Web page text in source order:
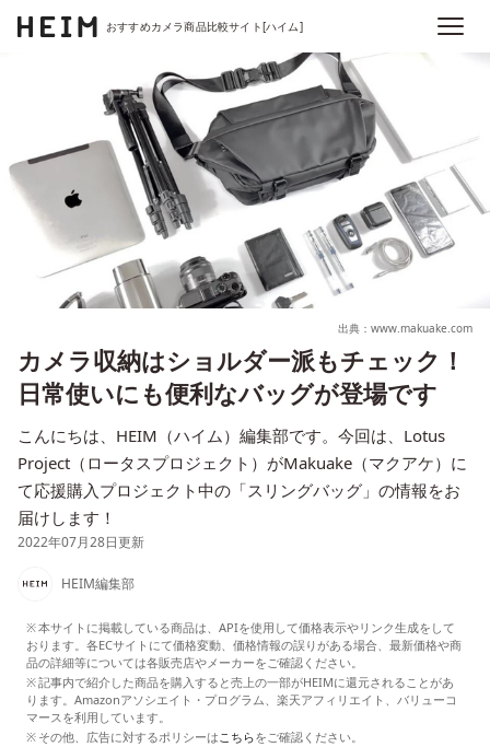
おすすめカメラ商品比較サイト[ハイム]
出典：www.makuake.com
カメラ収納はショルダー派もチェック！
日常使いにも便利なバッグが登場です
こんにちは、HEIM（ハイム）編集部です。今回は、Lotus
Project（ロータスプロジェクト）がMakuake（マクアケ）に
て応援購入プロジェクト中の「スリングバッグ」の情報をお
届けします！
2022年07月28日更新
HEIM編集部
本サイトに掲載している商品は、APIを使用して価格表示やリンク生成をして
おります。各ECサイトにて価格変動、価格情報の誤りがある場合、最新価格や商
品の詳細等については各販売店やメーカーをご確認ください。
記事内で紹介した商品を購入すると売上の一部がHEIMに還元されることがあ
ります。Amazonアソシエイト・プログラム、楽天アフィリエイト、バリューコ
マースを利用しています。
その他、広告に対するポリシーはこちらをご確認ください。